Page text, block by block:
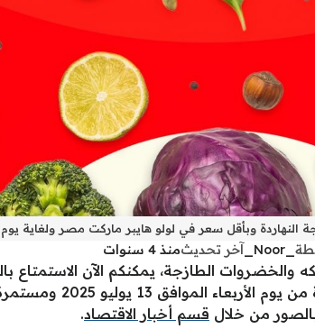
وبأقل سعر في لولو هايبر ماركت مصر ولغاية يوم 19 يوليو
آخر تحديثمنذ 4 سنوات
الطازجة، يمكنكم الآن الاستمتاع
والحصول على هذه السلع
قسم أخبار الاقتصاد.